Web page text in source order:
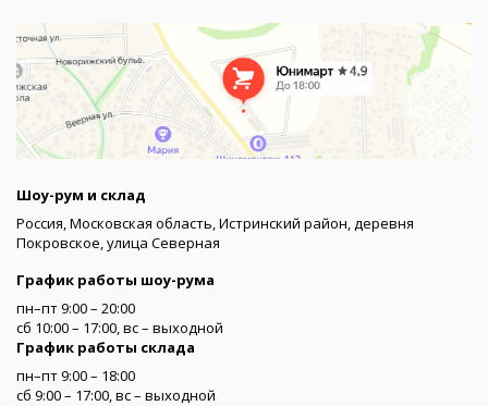
Шоу-рум и склад
Россия, Московская область, Истринский район, деревня
Покровское, улица Северная
График работы шоу-рума
пн–пт 9:00 – 20:00
сб 10:00 – 17:00, вс – выходной
График работы склада
пн–пт 9:00 – 18:00
сб 9:00 – 17:00, вс – выходной